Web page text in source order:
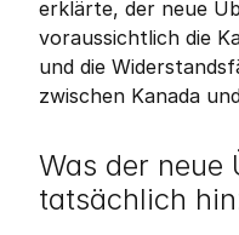
erklärte, der neue
voraussichtlich die
und die
zwischen Kanada
Was der neue
tatsächlich